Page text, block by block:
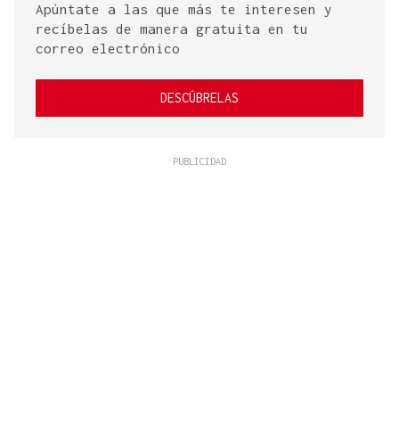
Apúntate a las que más te interesen y
recíbelas de manera gratuita en tu
correo electrónico
DESCÚBRELAS